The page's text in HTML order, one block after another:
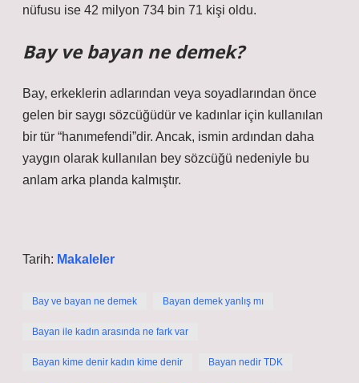
nüfusu ise 42 milyon 734 bin 71 kişi oldu.
Bay ve bayan ne demek?
Bay, erkeklerin adlarından veya soyadlarından önce
gelen bir saygı sözcüğüdür ve kadınlar için kullanılan
bir tür “hanımefendi”dir. Ancak, ismin ardından daha
yaygın olarak kullanılan bey sözcüğü nedeniyle bu
anlam arka planda kalmıştır.
Tarih: Makaleler
Bay ve bayan ne demek Bayan demek yanlış mı
Bayan ile kadın arasında ne fark var
Bayan kime denir kadın kime denir Bayan nedir TDK